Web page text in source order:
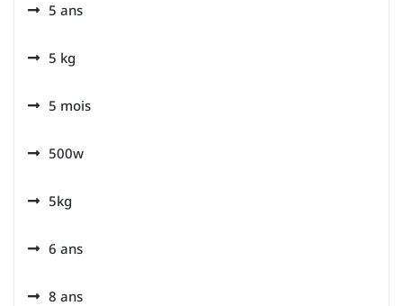
5 ans
5 kg
5 mois
500w
5kg
6 ans
8 ans